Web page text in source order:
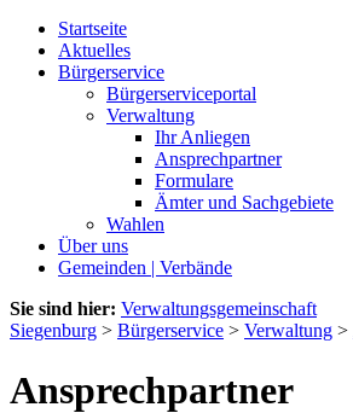
Startseite
Aktuelles
Bürgerservice
Bürgerserviceportal
Verwaltung
Ihr Anliegen
Ansprechpartner
Formulare
Ämter und Sachgebiete
Wahlen
Über uns
Gemeinden | Verbände
Sie sind hier: Verwaltungsgemeinschaft
Siegenburg > Bürgerservice > Verwaltung >
Ansprechpartner